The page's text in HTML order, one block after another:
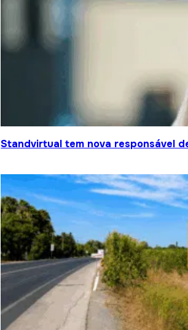
Standvirtual tem nova responsável